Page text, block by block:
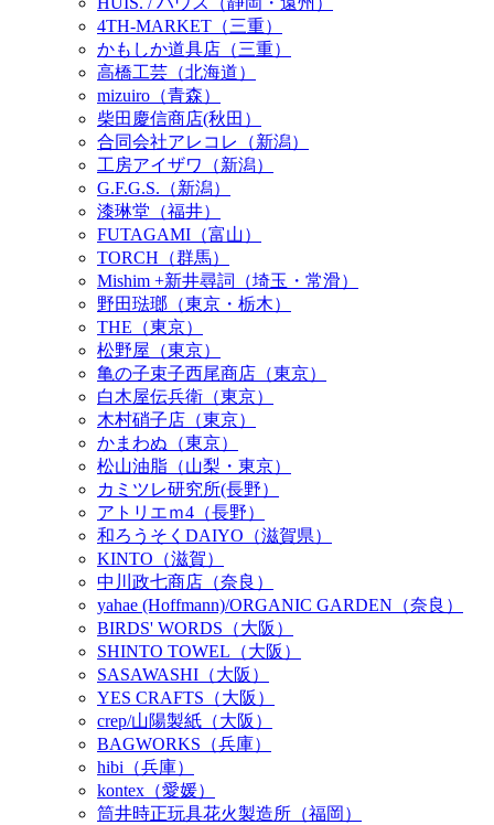
4TH-MARKET（三重）
かもしか道具店（三重）
高橋工芸（北海道）
mizuiro（青森）
柴田慶信商店(秋田）
合同会社アレコレ（新潟）
工房アイザワ（新潟）
G.F.G.S.（新潟）
漆琳堂（福井）
FUTAGAMI（富山）
TORCH（群馬）
Mishim +新井尋詞（埼玉・常滑）
野田琺瑯（東京・栃木）
THE（東京）
松野屋（東京）
亀の子束子西尾商店（東京）
白木屋伝兵衛（東京）
木村硝子店（東京）
かまわぬ（東京）
松山油脂（山梨・東京）
カミツレ研究所(長野）
アトリエｍ4（長野）
和ろうそくDAIYO（滋賀県）
KINTO（滋賀）
中川政七商店（奈良）
yahae (Hoffmann)/ORGANIC GARDEN（奈良）
BIRDS' WORDS（大阪）
SHINTO TOWEL（大阪）
SASAWASHI（大阪）
YES CRAFTS（大阪）
crep/山陽製紙（大阪）
BAGWORKS（兵庫）
hibi（兵庫）
kontex（愛媛）
筒井時正玩具花火製造所（福岡）